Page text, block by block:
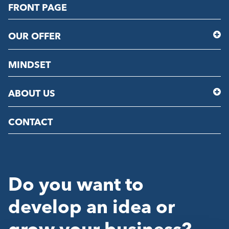
FRONT PAGE
OUR OFFER
MINDSET
ABOUT US
CONTACT
Do you want to
develop an idea or